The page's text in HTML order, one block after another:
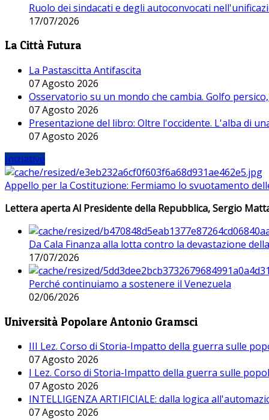
Ruolo dei sindacati e degli autoconvocati
17/07/2026
La Città Futura
La Pastascitta Antifascita
07 Agosto 2026
Osservatorio su un mondo che cambia. Golfo
07 Agosto 2026
Presentazione del libro: Oltre l'occidente. L'alba di
07 Agosto 2026
Iniziative
Appello per la Costituzione: Fermiamo lo svuotamento
Lettera aperta Al Presidente della Repubblica, Sergio
Da Cala Finanza alla lotta contro la devastazione
17/07/2026
Perché continuiamo a sostenere il Venezuela
02/06/2026
Università Popolare Antonio Gramsci
III Lez. Corso di Storia-Impatto della guerra sulle
07 Agosto 2026
I Lez. Corso di Storia-Impatto della guerra sulle
07 Agosto 2026
INTELLIGENZA ARTIFICIALE: dalla logica
07 Agosto 2026